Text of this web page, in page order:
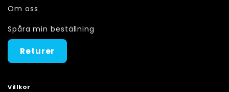
Om oss
Spåra min beställning
Returer
Villkor